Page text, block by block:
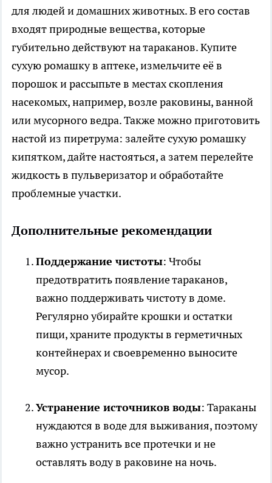
для людей и домашних животных. В его состав
входят природные вещества, которые
губительно действуют на тараканов. Купите
сухую ромашку в аптеке, измельчите её в
порошок и рассыпьте в местах скопления
насекомых, например, возле раковины, ванной
или мусорного ведра. Также можно приготовить
настой из пиретрума: залейте сухую ромашку
кипятком, дайте настояться, а затем перелейте
жидкость в пульверизатор и обработайте
проблемные участки.
Дополнительные рекомендации
Поддержание чистоты: Чтобы
предотвратить появление тараканов,
важно поддерживать чистоту в доме.
Регулярно убирайте крошки и остатки
пищи, храните продукты в герметичных
контейнерах и своевременно выносите
мусор.
Устранение источников воды: Тараканы
нуждаются в воде для выживания, поэтому
важно устранить все протечки и не
оставлять воду в раковине на ночь.